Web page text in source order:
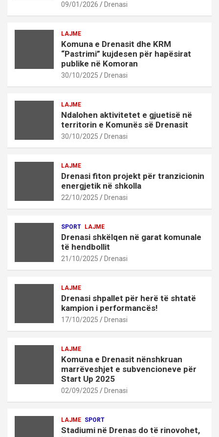
09/01/2026 Drenasi
LAJME
Komuna e Drenasit dhe KRM
“Pastrimi” kujdesen për hapësirat
publike në Komoran
30/10/2025 Drenasi
LAJME
Ndalohen aktivitetet e gjuetisë në
territorin e Komunës së Drenasit
30/10/2025 Drenasi
LAJME
Drenasi fiton projekt për tranzicionin
energjetik në shkolla
22/10/2025 Drenasi
SPORT LAJME
Drenasi shkëlqen në garat komunale
të hendbollit
21/10/2025 Drenasi
LAJME
Drenasi shpallet për herë të shtatë
kampion i performancës!
17/10/2025 Drenasi
LAJME
Komuna e Drenasit nënshkruan
marrëveshjet e subvencioneve për
Start Up 2025
02/09/2025 Drenasi
LAJME SPORT
Stadiumi në Drenas do të rinovohet,